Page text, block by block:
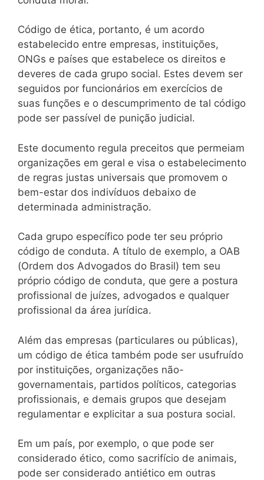
Código de ética, portanto, é um acordo
estabelecido entre empresas, instituições,
ONGs e países que estabelece os direitos e
deveres de cada grupo social. Estes devem ser
seguidos por funcionários em exercícios de
suas funções e o descumprimento de tal código
pode ser passível de punição judicial.
Este documento regula preceitos que permeiam
organizações em geral e visa o estabelecimento
de regras justas universais que promovem o
bem-estar dos indivíduos debaixo de
determinada administração.
Cada grupo específico pode ter seu próprio
código de conduta. A título de exemplo, a OAB
(Ordem dos Advogados do Brasil) tem seu
próprio código de conduta, que gere a postura
profissional de juízes, advogados e qualquer
profissional da área jurídica.
Além das empresas (particulares ou públicas),
um código de ética também pode ser usufruído
por instituições, organizações não-
governamentais, partidos políticos, categorias
profissionais, e demais grupos que desejam
regulamentar e explicitar a sua postura social.
Em um país, por exemplo, o que pode ser
considerado ético, como sacrifício de animais,
pode ser considerado antiético em outras